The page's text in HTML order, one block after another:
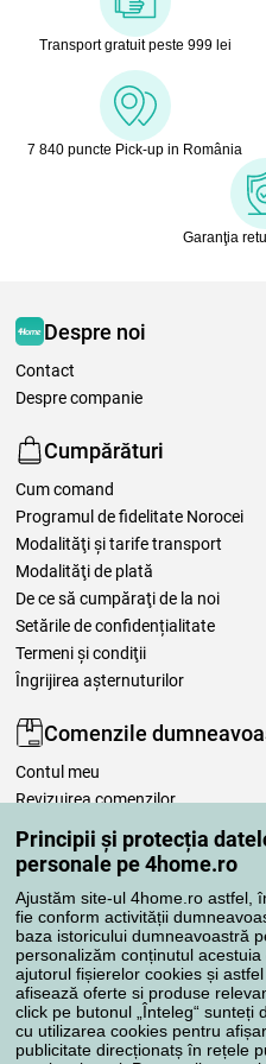
Principii și protecția
personale pe 4home.ro
Ajustăm site-ul 4home.ro astfel,
fie conform activității
baza istoricului dumneavoastră
personalizăm conținutul acestuia
ajutorul fișierelor cookies și
afisează oferte si produse
click pe butonul „Înteleg“ sunteți
cu utilizarea cookies pentru
publicitate direcționatș în rețele
Transport gratuit peste 999 lei
7 840 puncte Pick-up in România
Garanţia
Despre noi
Contact
Despre companie
Cumpărături
Cum comand
Programul de fidelitate Norocei
Modalităţi şi tarife transport
Modalităţi de plată
De ce să cumpăraţi de la noi
Setările de confidențialitate
Termeni şi condiţii
Îngrijirea așternuturilor
Comenzile
Contul meu
Revizuirea comenzilor
Reclamaţii
Retragere de la contract
Regulile de procesare a recenziilor
Metode de transport
Metode de plată